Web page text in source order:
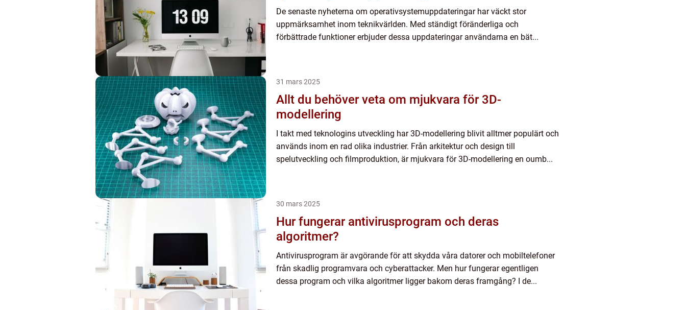
De senaste nyheterna om operativsystemuppdateringar har väckt stor
uppmärksamhet inom teknikvärlden. Med ständigt föränderliga och
förbättrade funktioner erbjuder dessa uppdateringar användarna en bät...
31 mars 2025
Allt du behöver veta om mjukvara för 3D-
modellering
I takt med teknologins utveckling har 3D-modellering blivit alltmer populärt och
används inom en rad olika industrier. Från arkitektur och design till
spelutveckling och filmproduktion, är mjukvara för 3D-modellering en oumb...
30 mars 2025
Hur fungerar antivirusprogram och deras
algoritmer?
Antivirusprogram är avgörande för att skydda våra datorer och mobiltelefoner
från skadlig programvara och cyberattacker. Men hur fungerar egentligen
dessa program och vilka algoritmer ligger bakom deras framgång? I de...